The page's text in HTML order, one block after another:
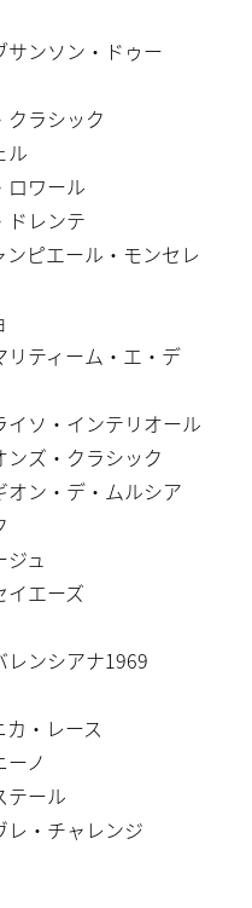
サンソン・ドゥー
クラシック
ル
ロワール
ドレンテ
ピエール・モンセレ
ティーム・エ・デ
ソ・インテリオール
ズ・クラシック
ン・デ・ムルシア
ュ
イエーズ
レンシアナ1969
・レース
ノ
テール
レ・チャレンジ